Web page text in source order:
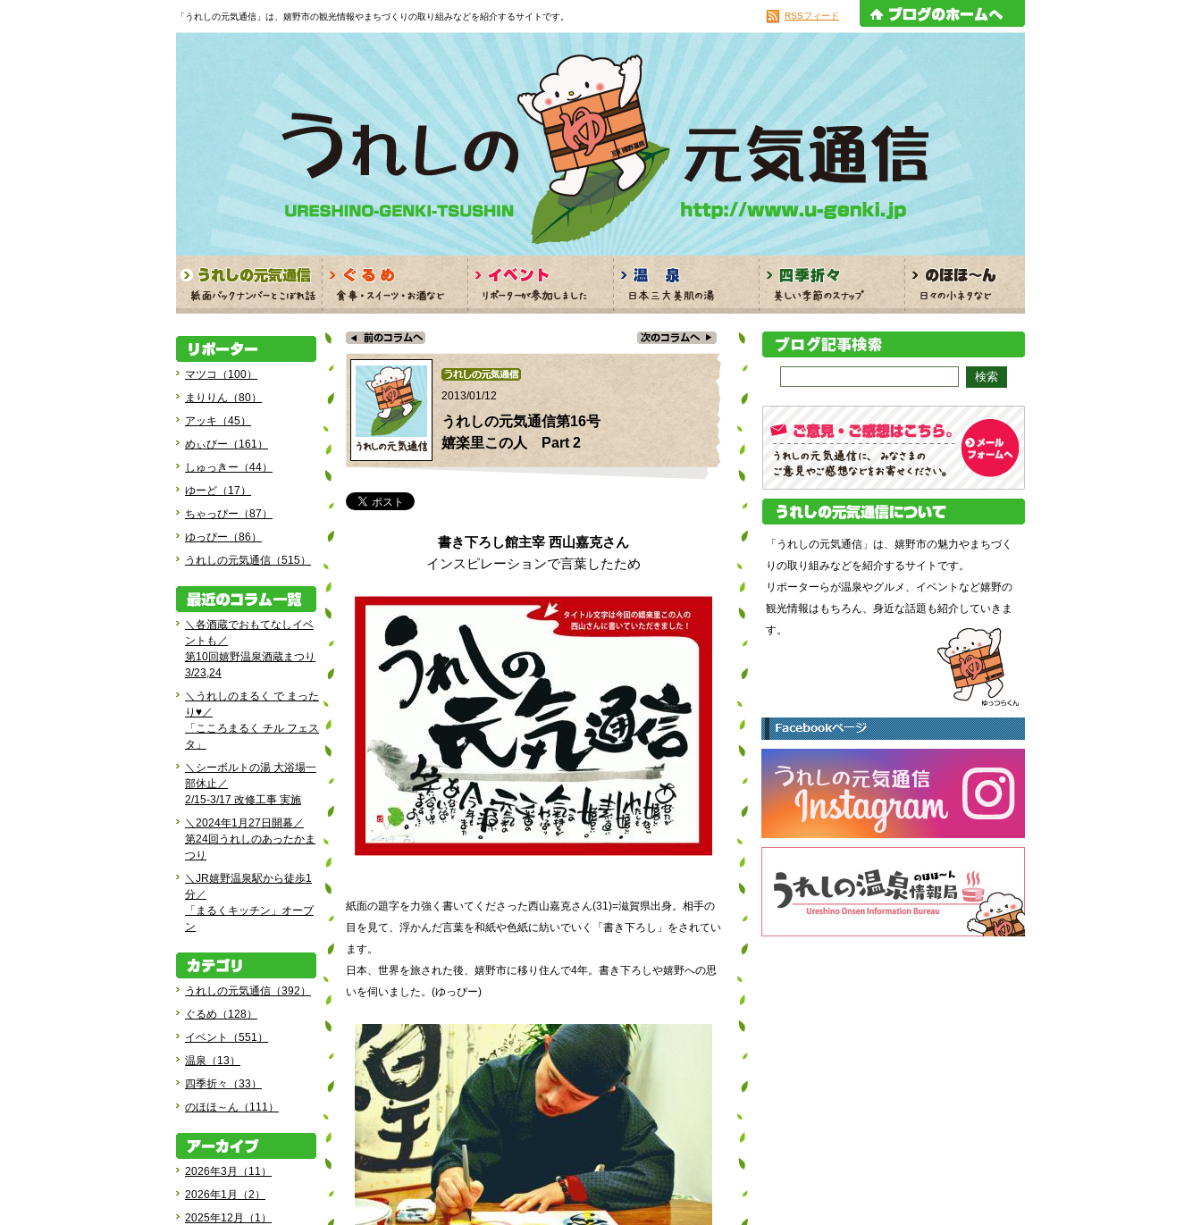
「うれしの元気通信」は、嬉野市の観光情報やまちづくりの取り組みなどを紹介するサイトです。 RSSフィード
マツコ（100）
まりりん（80）
アッキ（45）
めぃびー（161）
しゅっきー（44）
ゆーど（17）
ちゃっぴー（87）
ゆっぴー（86）
うれしの元気通信（515）
＼各酒蔵でおもてなしイベ
ントも／
第10回嬉野温泉酒蔵まつり
3/23,24
＼うれしのまるく で まった
り♥／
「こころまるく チル フェス
タ」
＼シーボルトの湯 大浴場一
部休止／
2/15-3/17 改修工事 実施
＼2024年1月27日開幕／
第24回うれしのあったかま
つり
＼JR嬉野温泉駅から徒歩1
分／
「まるくキッチン」オープ
ン
うれしの元気通信（392）
ぐるめ（128）
イベント（551）
温泉（13）
四季折々（33）
のほほ～ん（111）
2026年3月（11）
2026年1月（2）
2025年12月（1）
2013/01/12
うれしの元気通信第16号
嬉楽里この人 Part 2
書き下ろし館主宰 西山嘉克さん
インスピレーションで言葉したため
紙面の題字を力強く書いてくださった西山嘉克さん(31)=滋賀県出身。相手の
目を見て、浮かんだ言葉を和紙や色紙に紡いでいく「書き下ろし」をされてい
ます。
日本、世界を旅された後、嬉野市に移り住んで4年。書き下ろしや嬉野への思
いを伺いました。(ゆっぴー)
「うれしの元気通信」は、嬉野市の魅力やまちづく
りの取り組みなどを紹介するサイトです。
リポーターらが温泉やグルメ、イベントなど嬉野の
観光情報はもちろん、身近な話題も紹介していきま
す。